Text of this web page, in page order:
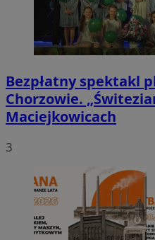
Bezpłatny spektakl
Chorzowie.
Maciejkowicach
3